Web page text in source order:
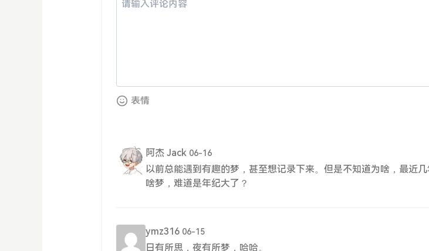
表情
阿杰 Jack 06-16
以前总能遇到有趣的梦，甚至想记录下来。但是不知道为啥，最近
啥梦，难道是年纪大了？
ymz316 06-15
日有所思，夜有所梦，哈哈。